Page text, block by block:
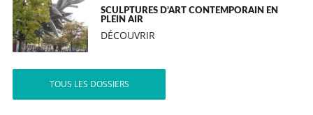
SCULPTURES D’ART CONTEMPORAIN EN
PLEIN AIR
DÉCOUVRIR
TOUS LES DOSSIERS